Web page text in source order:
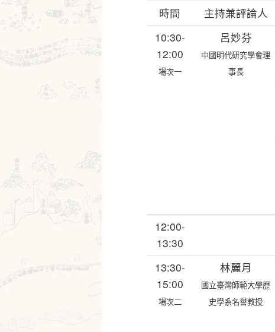
時間 主持兼評論人
10:30-
12:00
場次一
呂妙芬
中國明代研究學會理
事長
12:00-
13:30
13:30-
15:00
場次二
林麗月
國立臺灣師範大學歷
史學系名譽教授